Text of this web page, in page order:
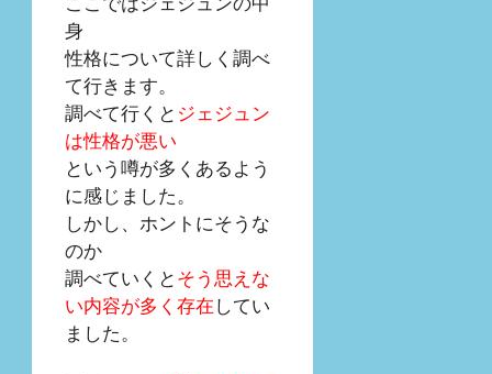
身
性格について詳しく調べ
て行きます。
調べて行くと ジェジュン
は性格が悪い
という噂が多くあるよう
に感じました。
しかし、ホントにそうな
のか
調べていくとそう思えな
い内容が多く存在してい
ました。